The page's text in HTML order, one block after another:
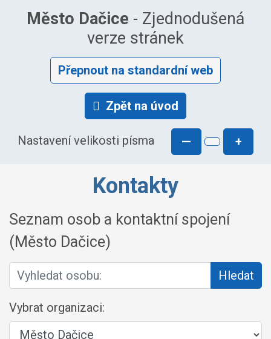
Město Dačice - Zjednodušená
verze stránek
Přepnout na standardní web
Zpět na úvod
Nastavení velikosti písma — +
Kontakty
Seznam osob a kontaktní spojení
(Město Dačice)
Vyhledat osobu: Hledat
Vybrat organizaci: